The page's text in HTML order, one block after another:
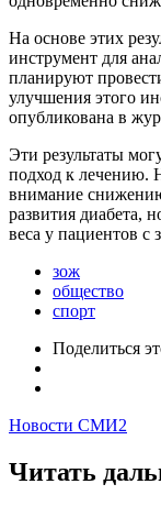
На основе этих
инструмент для
планируют
улучшения этого
опубликована в
Эти результаты
подход к лечению.
внимание
развития диабета,
веса у пациентов
зож
общество
спорт
Поделиться
Новости СМИ2
Читать